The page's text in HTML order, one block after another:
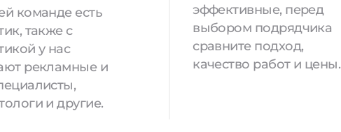
команде есть
также с
у нас
рекламные и
и другие.
эффективные, перед
выбором подрядчика
сравните подход,
качество работ и цены.